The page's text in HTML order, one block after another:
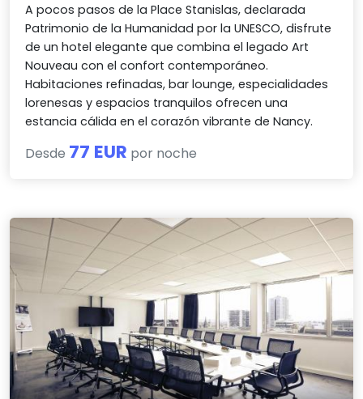
A pocos pasos de la Place Stanislas, declarada
Patrimonio de la Humanidad por la UNESCO, disfrute
de un hotel elegante que combina el legado Art
Nouveau con el confort contemporáneo.
Habitaciones refinadas, bar lounge, especialidades
lorenesas y espacios tranquilos ofrecen una
estancia cálida en el corazón vibrante de Nancy.
Desde 77 EUR por noche